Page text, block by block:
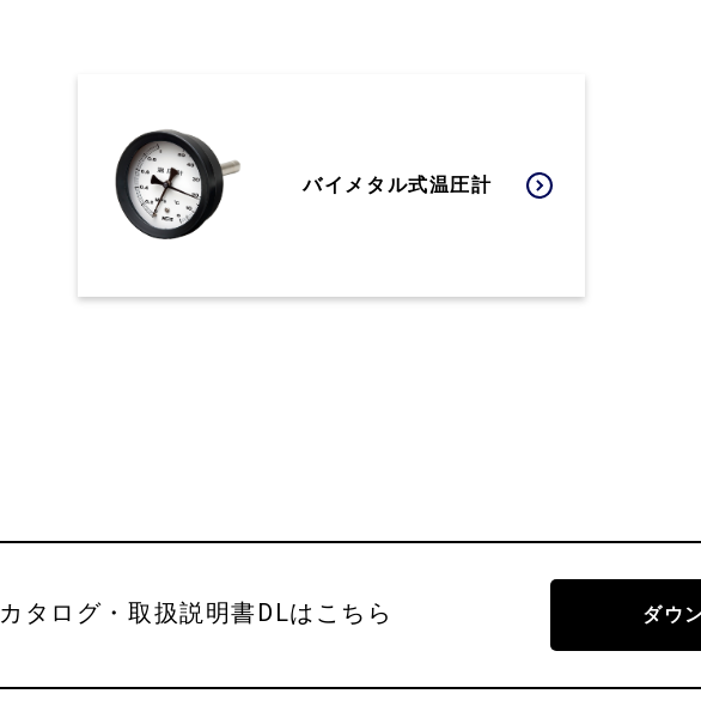
バイメタル式温圧計
カタログ・取扱説明書DLはこちら ダウ